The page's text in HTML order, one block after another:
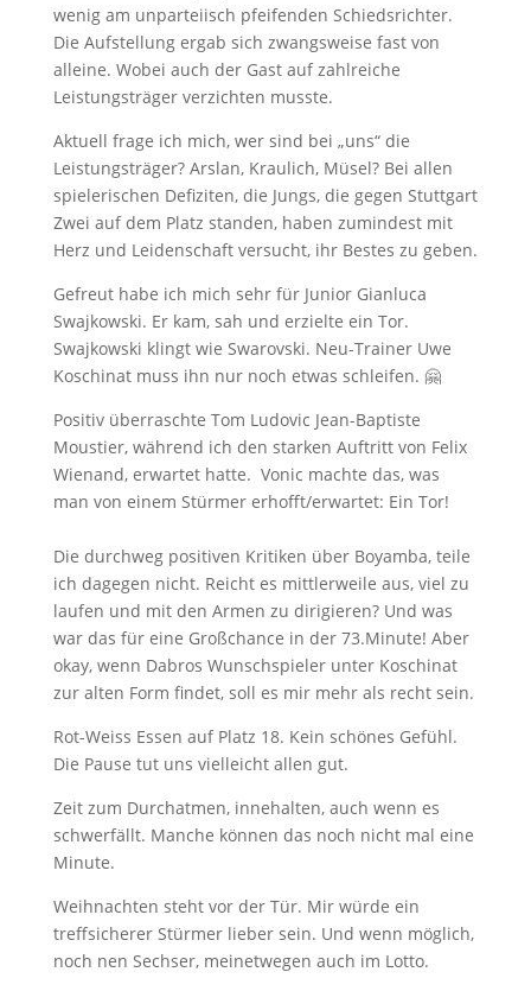
wenig am unparteiisch pfeifenden Schiedsrichter.
Die Aufstellung ergab sich zwangsweise fast von
alleine. Wobei auch der Gast auf zahlreiche
Leistungsträger verzichten musste.
Aktuell frage ich mich, wer sind bei „uns“ die
Leistungsträger? Arslan, Kraulich, Müsel? Bei allen
spielerischen Defiziten, die Jungs, die gegen Stuttgart
Zwei auf dem Platz standen, haben zumindest mit
Herz und Leidenschaft versucht, ihr Bestes zu geben.
Gefreut habe ich mich sehr für Junior Gianluca
Swajkowski. Er kam, sah und erzielte ein Tor.
Swajkowski klingt wie Swarovski. Neu-Trainer Uwe
Koschinat muss ihn nur noch etwas schleifen. 🤗
Positiv überraschte Tom Ludovic Jean-Baptiste
Moustier, während ich den starken Auftritt von Felix
Wienand, erwartet hatte. Vonic machte das, was
man von einem Stürmer erhofft/erwartet: Ein Tor!
Die durchweg positiven Kritiken über Boyamba, teile
ich dagegen nicht. Reicht es mittlerweile aus, viel zu
laufen und mit den Armen zu dirigieren? Und was
war das für eine Großchance in der 73.Minute! Aber
okay, wenn Dabros Wunschspieler unter Koschinat
zur alten Form findet, soll es mir mehr als recht sein.
Rot-Weiss Essen auf Platz 18. Kein schönes Gefühl.
Die Pause tut uns vielleicht allen gut.
Zeit zum Durchatmen, innehalten, auch wenn es
schwerfällt. Manche können das noch nicht mal eine
Minute.
Weihnachten steht vor der Tür. Mir würde ein
treffsicherer Stürmer lieber sein. Und wenn möglich,
noch nen Sechser, meinetwegen auch im Lotto.